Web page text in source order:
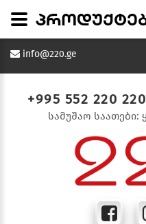
info@220.ge
+995 552 220 220
სამუშაო საათები: